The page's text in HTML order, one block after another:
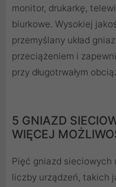
monitor, drukarkę,
biurkowe. Wysokiej
przemyślany układ
przeciążeniem i
przy długotrwałym
5 GNIAZD
WIĘCEJ
Pięć gniazd sieciowych
liczby urządzeń, takich